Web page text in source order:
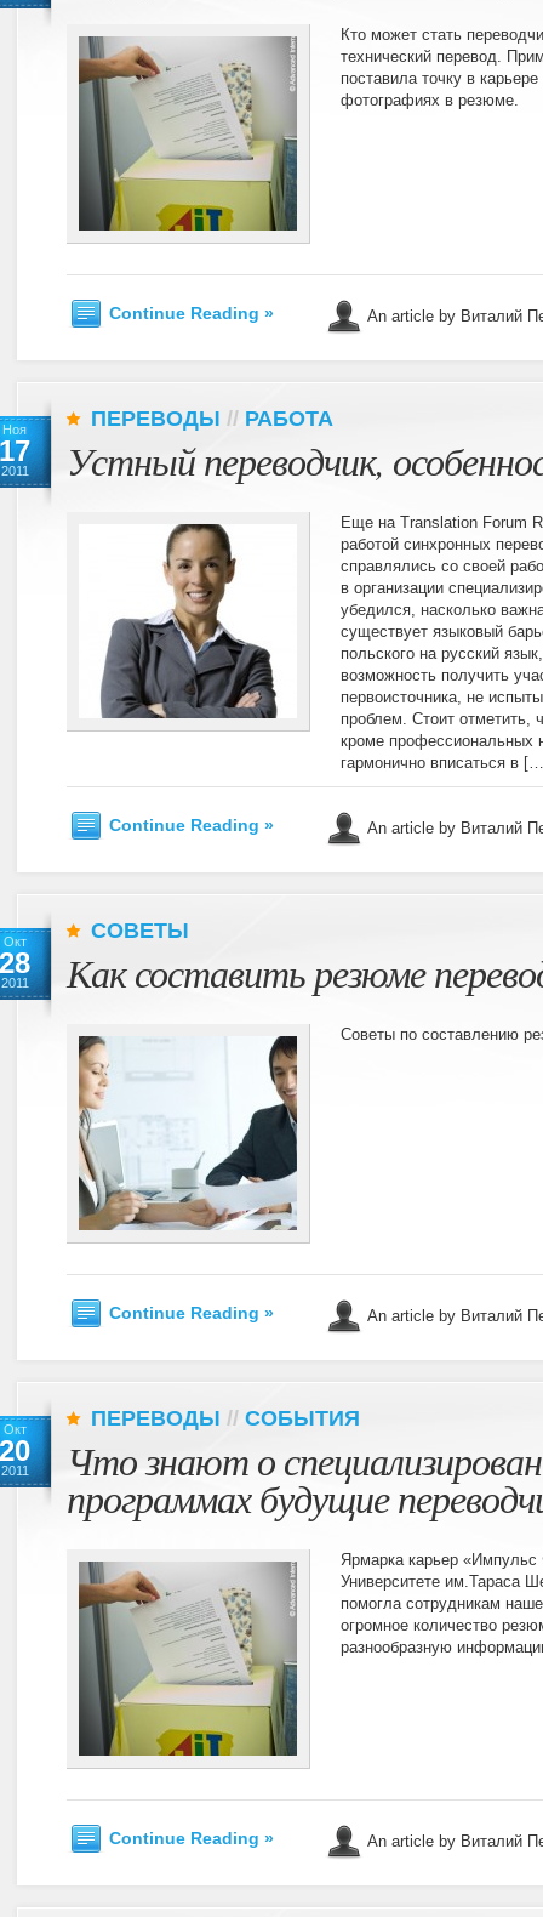
Кто может стать
технический перевод.
поставила точку в
фотографиях в резюме.
Continue Reading » An article by Виталий
Ноя
17
2011
ПЕРЕВОДЫ // РАБОТА
Устный переводчик,
Еще на Translation Forum
работой синхронных
справлялись со своей
в организации
убедился, насколько
существует языковый
польского на русский
возможность получить
первоисточника, не
проблем. Стоит отметить,
кроме профессиональных
гармонично вписаться в
Continue Reading » An article by Виталий
Окт
28
2011
СОВЕТЫ
Как составить резюме
Советы по составлению
Continue Reading » An article by Виталий
Окт
20
2011
ПЕРЕВОДЫ // СОБЫТИЯ
Что знают о
программах будущие
Ярмарка карьер
Университете им.Тараса
помогла сотрудникам
огромное количество
разнообразную
Continue Reading » An article by Виталий